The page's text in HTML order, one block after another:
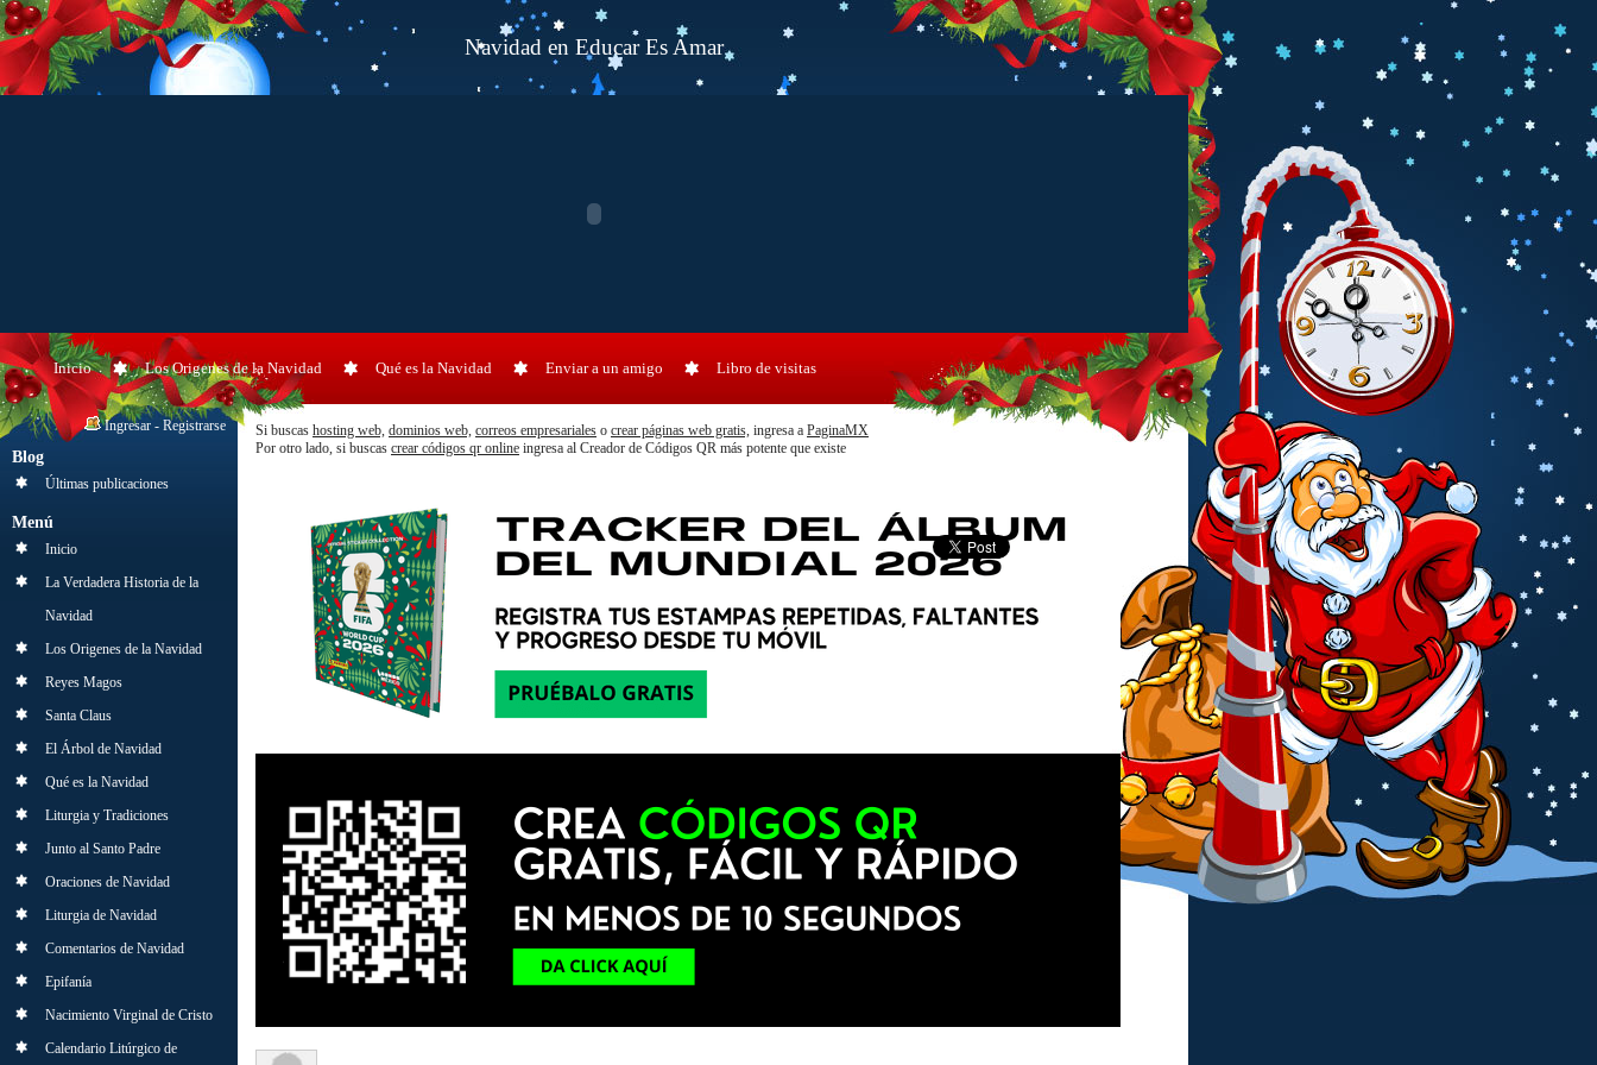
Navidad en Educar Es Amar
Inicio Los Origenes de la Navidad Qué es la Navidad Enviar a un amigo Libro de visitas
Ingresar - Registrarse
Blog
Últimas publicaciones
Menú
Inicio
La Verdadera Historia de la
Navidad
Los Origenes de la Navidad
Reyes Magos
Santa Claus
El Árbol de Navidad
Qué es la Navidad
Liturgia y Tradiciones
Junto al Santo Padre
Oraciones de Navidad
Liturgia de Navidad
Comentarios de Navidad
Epifanía
Nacimiento Virginal de Cristo
Calendario Litúrgico de
Si buscas hosting web, dominios web, correos empresariales o crear páginas web gratis, ingresa a PaginaMX
Por otro lado, si buscas crear códigos qr online ingresa al Creador de Códigos QR más potente que existe